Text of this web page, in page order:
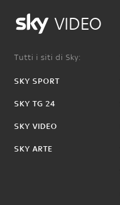
VIDEO
Tutti i siti di Sky:
SKY SPORT
SKY TG 24
SKY VIDEO
SKY ARTE